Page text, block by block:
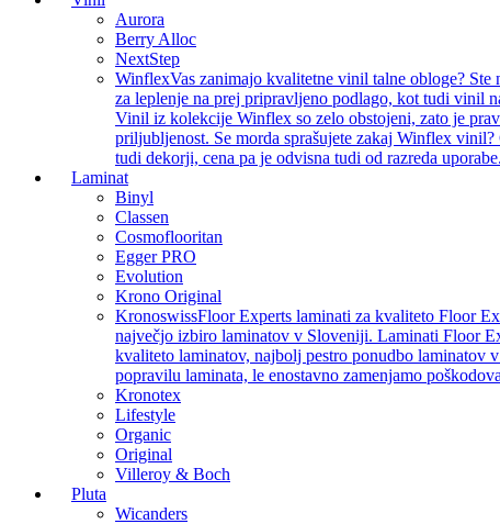
Aurora
Berry Alloc
NextStep
WinflexVas zanimajo kvalitetne vinil talne obloge?
za leplenje na prej pripravljeno podlago, kot tudi vinil
Vinil iz kolekcije Winflex so zelo obstojeni, zato je
priljubljenost. Se morda sprašujete zakaj Winflex
tudi dekorji, cena pa je odvisna tudi od razreda
Laminat
Binyl
Classen
Cosmoflooritan
Egger PRO
Evolution
Krono Original
KronoswissFloor Experts laminati za kvaliteto Floor
največjo izbiro laminatov v Sloveniji. Laminati Floor
kvaliteto laminatov, najbolj pestro ponudbo laminatov
popravilu laminata, le enostavno zamenjamo
Kronotex
Lifestyle
Organic
Original
Villeroy & Boch
Pluta
Wicanders